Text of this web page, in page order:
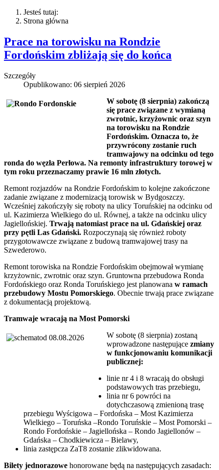
Jesteś tutaj:
Strona główna
Prace na torowisku na Rondzie
Fordońskim zbliżają się do końca
Szczegóły
Opublikowano: 06 sierpień 2026
W sobotę (8 sierpnia) zakończą
się prace związane z wymianą
zwrotnic, krzyżownic oraz szyn
na torowisku na Rondzie
Fordońskim. Oznacza to, że
przywrócony zostanie ruch
tramwajowy na odcinku od tego
ronda do węzła Perłowa. Na remonty infrastruktury torowej w
tym roku przeznaczamy prawie 16 mln złotych.
Remont rozjazdów na Rondzie Fordońskim to kolejne zakończone
zadanie związane z modernizacją torowisk w Bydgoszczy.
Wcześniej zakończyły się roboty na ulicy Toruńskiej na odcinku od
ul. Kazimierza Wielkiego do ul. Równej, a także na odcinku ulicy
Jagiellońskiej. Trwają natomiast prace na ul. Gdańskiej oraz
przy pętli Las Gdański. Rozpoczynają się również roboty
przygotowawcze związane z budową tramwajowej trasy na
Szwederowo.
Remont torowiska na Rondzie Fordońskim obejmował wymianę
krzyżownic, zwrotnic oraz szyn. Gruntowna przebudowa Ronda
Fordońskiego oraz Ronda Toruńskiego jest planowana w ramach
przebudowy Mostu Pomorskiego. Obecnie trwają prace związane
z dokumentacją projektową.
Tramwaje wracają na Most Pomorski
W sobotę (8 sierpnia) zostaną
wprowadzone następujące zmiany
w funkcjonowaniu komunikacji
publicznej:
linie nr 4 i 8 wracają do obsługi
podstawowych tras przebiegu,
linia nr 6 powróci na
dotychczasową zmienioną trasę
przebiegu Wyścigowa – Fordońska – Most Kazimierza
Wielkiego – Toruńska –Rondo Toruńskie – Most Pomorski –
Rondo Fordońskie – Jagiellońska – Rondo Jagiellonów –
Gdańska – Chodkiewicza – Bielawy,
linia zastępcza ZaT8 zostanie zlikwidowana.
Bilety jednorazowe honorowane będą na następujących zasadach: